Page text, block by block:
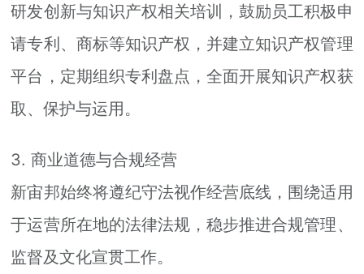
研发创新与知识产权相关培训，鼓励员工积极申
请专利、商标等知识产权，并建立知识产权管理
平台，定期组织专利盘点，全面开展知识产权获
取、保护与运用。
3. 商业道德与合规经营
新宙邦始终将遵纪守法视作经营底线，围绕适用
于运营所在地的法律法规，稳步推进合规管理、
监督及文化宣贯工作。